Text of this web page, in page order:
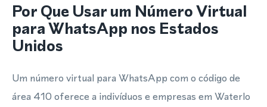
Por Que Usar um Número Virtual
para WhatsApp nos Estados
Unidos
Um número virtual para WhatsApp com o código de
área 410 oferece a indivíduos e empresas em Waterlo